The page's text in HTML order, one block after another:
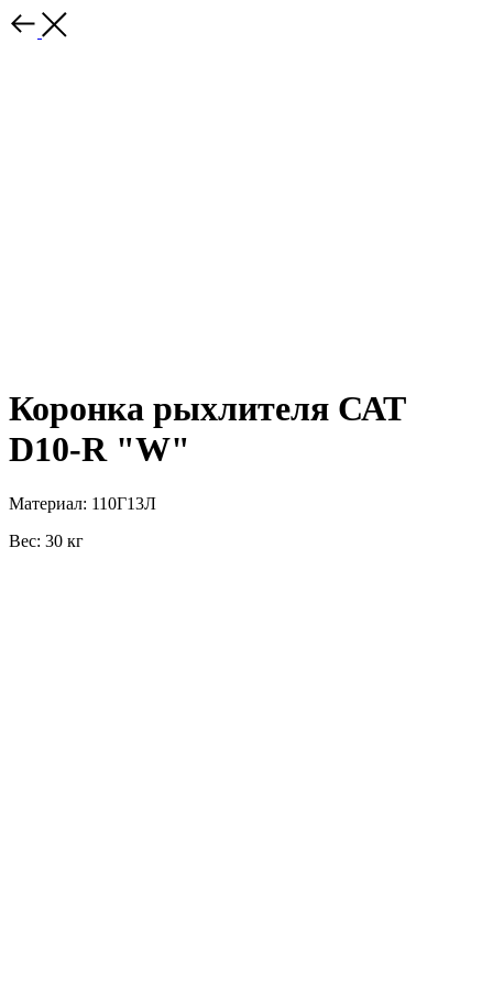
Коронка рыхлителя САТ
D10-R "W"
Материал: 110Г13Л
Вес: 30 кг